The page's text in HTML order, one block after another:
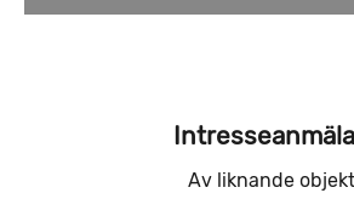
Av liknande objekt